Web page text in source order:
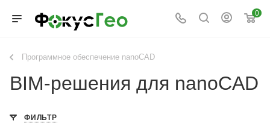
0
Программное обеспечение nanoCAD
BIM-решения для nanoCAD
ФИЛЬТР